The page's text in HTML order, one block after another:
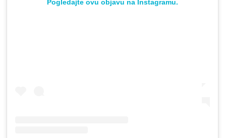
Pogledajte ovu objavu na Instagramu.